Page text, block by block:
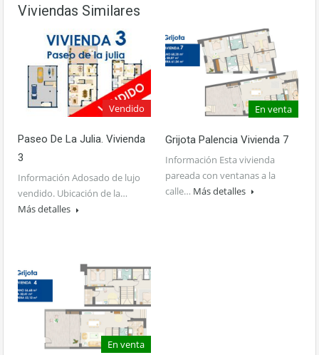
Viviendas Similares
Vendido
Paseo De La Julia. Vivienda
3
Información Adosado de lujo
vendido. Ubicación de la…
Más detalles
En venta
Grijota Palencia Vivienda 7
Información Esta vivienda
pareada con ventanas a la
calle… Más detalles
En venta